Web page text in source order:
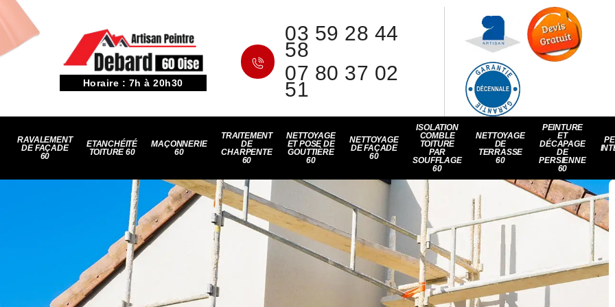
Horaire : 7h à 20h30
03 59 28 44
58
07 80 37 02
51
RAVALEMENT
DE FAÇADE
60
ETANCHÉITÉ
TOITURE 60
MAÇONNERIE
60
TRAITEMENT
DE
CHARPENTE
60
NETTOYAGE
ET POSE DE
GOUTTIÈRE
60
NETTOYAGE
DE FAÇADE
60
ISOLATION
COMBLE
TOITURE
PAR
SOUFFLAGE
60
NETTOYAGE
DE
TERRASSE
60
PEINTURE
ET
DÉCAPAGE
DE
PERSIENNE
60